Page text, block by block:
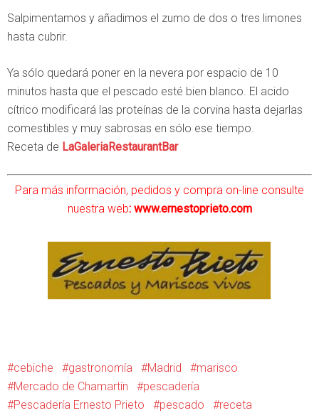
Salpimentamos y añadimos el zumo de dos o tres limones
hasta cubrir.
Ya sólo quedará poner en la nevera por espacio de 10
minutos hasta que el pescado esté bien blanco. El acido
cítrico modificará las proteínas de la corvina hasta dejarlas
comestibles y muy sabrosas en sólo ese tiempo.
Receta de LaGaleriaRestaurantBar
Para más información, pedidos y compra on-line consulte
nuestra web: www.ernestoprieto.com
cebiche gastronomía Madrid
marisco
Mercado de Chamartín
pescadería
Pescadería Ernesto Prieto
pescado receta